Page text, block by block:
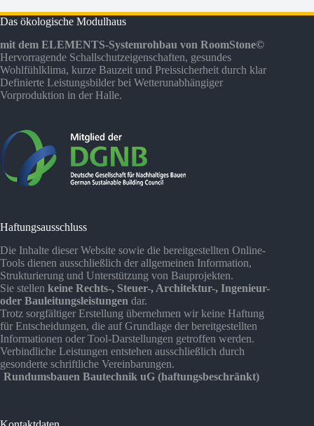
Das ökologische Modulhaus
mit dem ELEMENTS-Systemrohbau von RoomStone©
Hervorragende Schallschutzeigenschaften, gesundes
Wohlfühlklima, kurze Bauzeit und Preissicherheit durch klar
Definierte Leistungsbilder bei Wetterunabhängiger
Vorproduktion in der Halle.
Haftungsausschluss
Die Inhalte dieser Website sowie die bereitgestellten Online-
Tools dienen ausschließlich der allgemeinen Information,
Strukturierung und Unterstützung von Bauprojekten.
Sie stellen keine Rechts-, Steuer-, Architektur-, Ingenieur-
oder Bauleitungsleistungen dar.
Trotz sorgfältiger Erstellung übernehmen wir keine Haftung
für Entscheidungen, die auf Grundlage der bereitgestellten
Informationen oder Tool-Darstellungen getroffen werden.
Verbindliche Leistungen entstehen ausschließlich durch
gesonderte schriftliche Vereinbarungen.
Rundumsbauen Bautechnik uG (haftungsbeschränkt)